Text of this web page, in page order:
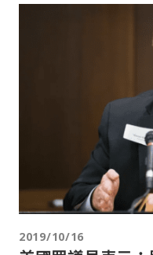
2019/10/16